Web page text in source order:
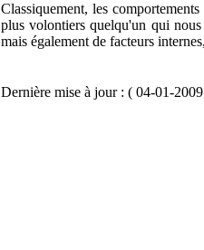
Classiquement, les
plus volontiers quelqu'un qui
mais également de facteurs
Dernière mise à jour : ( 04-01-